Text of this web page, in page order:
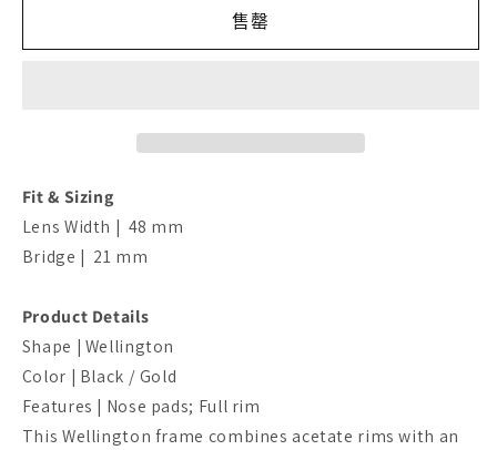
售罄
Fit & Sizing
Lens Width | 48 mm
Bridge | 21 mm
Product Details
Shape | Wellington
Color | Black / Gold
Features | Nose pads; Full rim
This Wellington frame combines acetate rims with an